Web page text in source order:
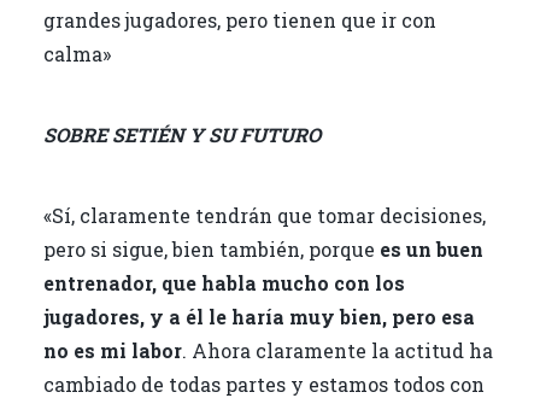
grandes jugadores, pero tienen que ir con
calma»
SOBRE SETIÉN Y SU FUTURO
«Sí, claramente tendrán que tomar decisiones,
pero si sigue, bien también, porque es un buen
entrenador, que habla mucho con los
jugadores, y a él le haría muy bien, pero esa
no es mi labor. Ahora claramente la actitud ha
cambiado de todas partes y estamos todos con